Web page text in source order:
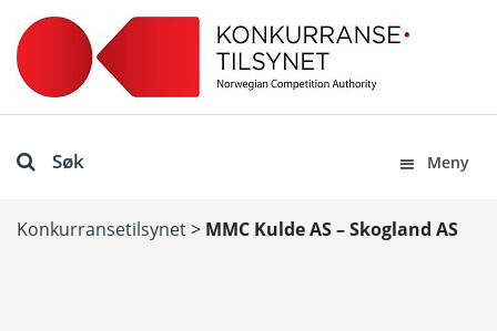
Søk Meny
Konkurransetilsynet> MMC Kulde AS – Skogland AS